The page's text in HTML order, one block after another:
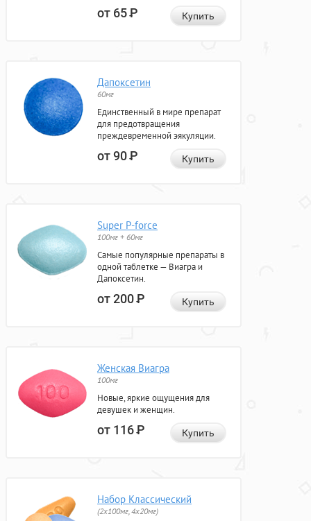
от 65Р Купить
Дапоксетин
60мг
Единственный в мире препарат
для предотвращения
преждевременной эякуляции.
от 90Р Купить
Super P-force
100мг + 60мг
Самые популярные препараты в
одной таблетке — Виагра и
Дапоксетин.
от 200Р Купить
Женская Виагра
100мг
Новые, яркие ощущения для
девушек и женщин.
от 116Р Купить
Набор Классический
(2x100мг, 4x20мг)